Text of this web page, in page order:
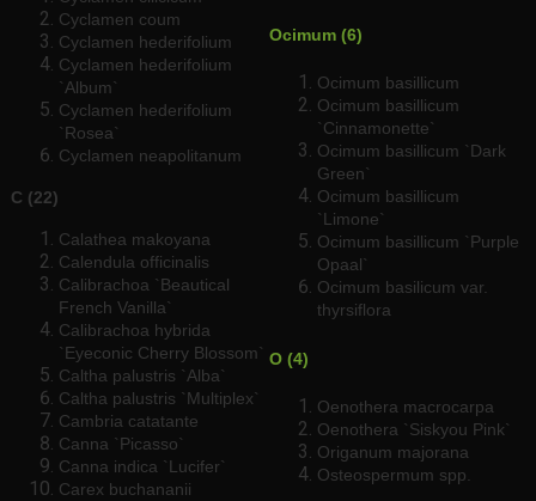
Cyclamen coum
Cyclamen hederifolium
Cyclamen hederifolium
`Album`
Cyclamen hederifolium
`Rosea`
Cyclamen neapolitanum
C (22)
Calathea makoyana
Calendula officinalis
Calibrachoa `Beautical
French Vanilla`
Calibrachoa hybrida
`Eyeconic Cherry Blossom`
Caltha palustris `Alba`
Caltha palustris `Multiplex`
Cambria catatante
Canna `Picasso`
Canna indica `Lucifer`
Carex buchananii
Ocimum (6)
Ocimum basillicum
Ocimum basillicum
`Cinnamonette`
Ocimum basillicum `Dark
Green`
Ocimum basillicum
`Limone`
Ocimum basillicum `Purple
Opaal`
Ocimum basilicum var.
thyrsiflora
O (4)
Oenothera macrocarpa
Oenothera `Siskyou Pink`
Origanum majorana
Osteospermum spp.